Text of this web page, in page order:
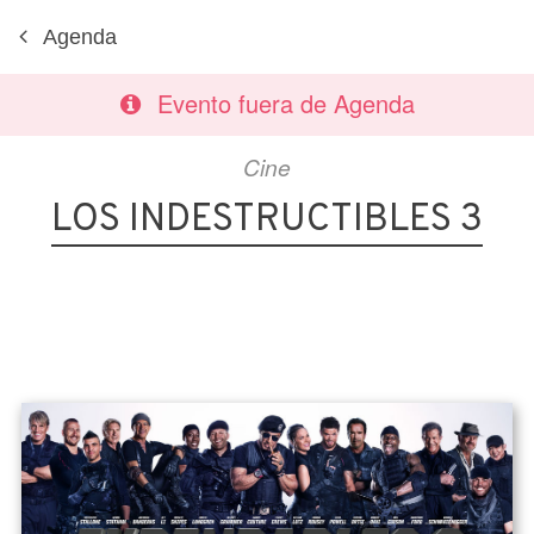
Agenda
Evento fuera de Agenda
Cine
LOS INDESTRUCTIBLES 3